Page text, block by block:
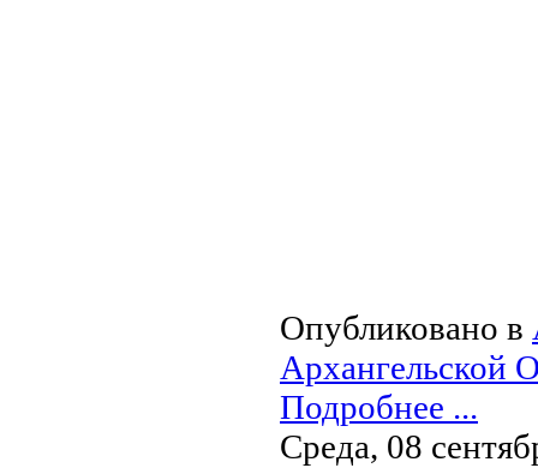
Опубликовано в
Архангельской
Подробнее ...
Среда, 08